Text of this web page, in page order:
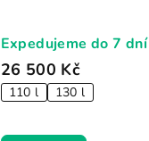
26 500 Kč
110 l 130 l
Expedujeme do 7 dní